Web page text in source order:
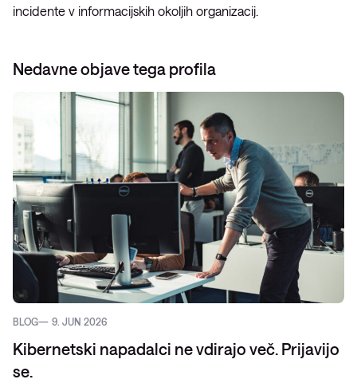
incidente v informacijskih okoljih organizacij.
Nedavne objave tega profila
BLOG 9. JUN 2026
Kibernetski napadalci ne vdirajo več. Prijavijo
se.